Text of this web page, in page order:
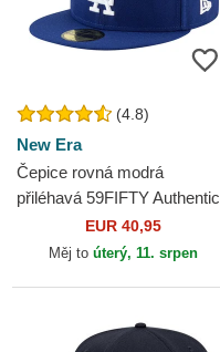
(4.8)
New Era
Čepice rovná modrá
přiléhavá 59FIFTY Authentic
On Field Game Los Angeles
Dodgers MLB New Era
EUR 40,95
Měj to úterý, 11. srpen